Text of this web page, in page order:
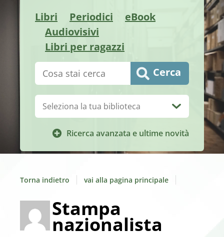
Libri Periodici
eBook
Audiovisivi
Libri per ragazzi
Cerca su "Catalogo" Cerca
Ricerca avanzata e ultime novità
Biblioteca:
Torna indietro vai alla pagina principale
Stampa
nazionalista